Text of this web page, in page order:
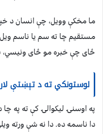
ما مخکې وویل، چې انسان د
مستقیم چا ته سم یا ناسم
ځای چې خبره مو ځای ونیسي،
لوستونکي ته د تېښتې
په اوسنۍ لیکوالۍ کې ته په
دا ناسمه ده. دا نه شې ورته